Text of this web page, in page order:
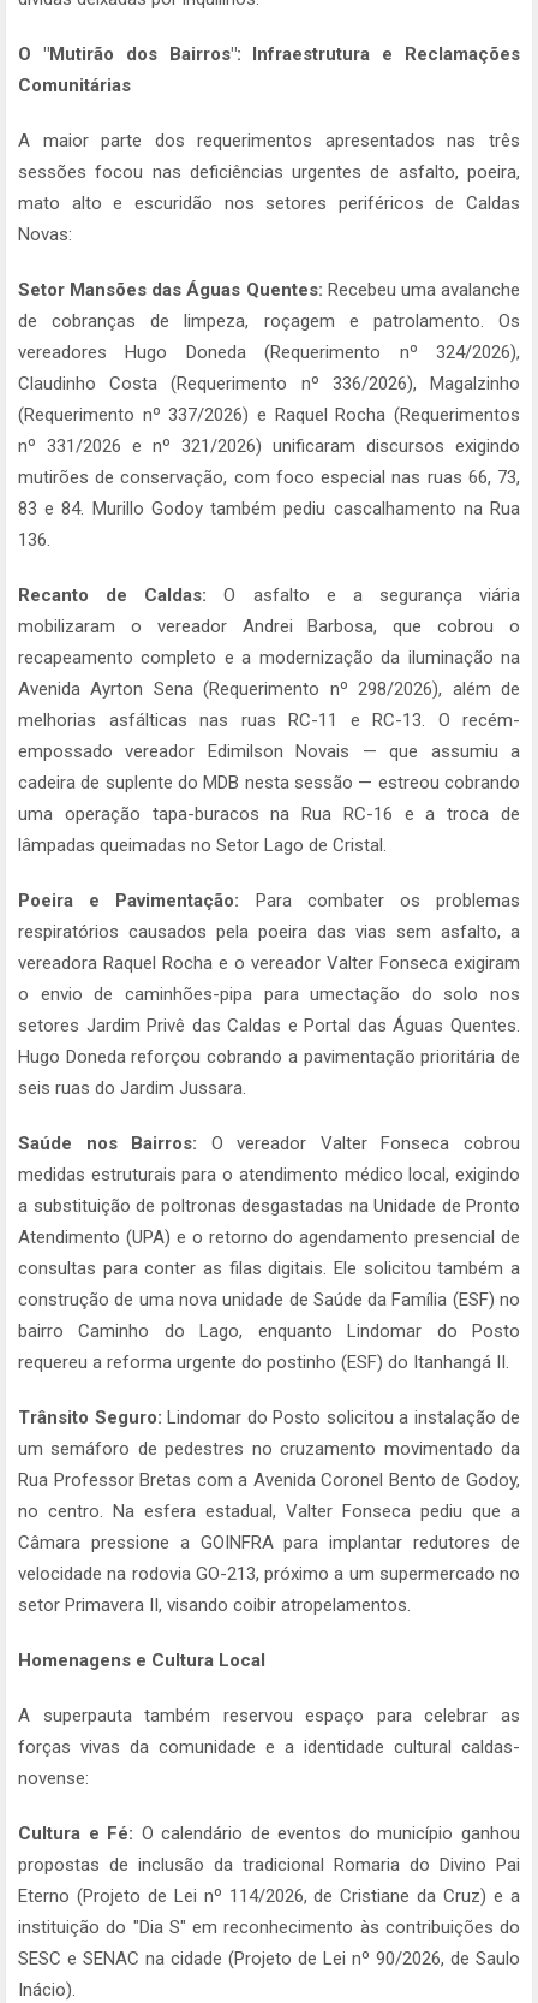
O "Mutirão dos Bairros": Infraestrutura e Reclamações
Comunitárias
A maior parte dos requerimentos apresentados nas três
sessões focou nas deficiências urgentes de asfalto, poeira,
mato alto e escuridão nos setores periféricos de Caldas
Novas:
Setor Mansões das Águas Quentes: Recebeu uma avalanche
de cobranças de limpeza, roçagem e patrolamento. Os
vereadores Hugo Doneda (Requerimento nº 324/2026),
Claudinho Costa (Requerimento nº 336/2026), Magalzinho
(Requerimento nº 337/2026) e Raquel Rocha (Requerimentos
nº 331/2026 e nº 321/2026) unificaram discursos exigindo
mutirões de conservação, com foco especial nas ruas 66, 73,
83 e 84. Murillo Godoy também pediu cascalhamento na Rua
136.
Recanto de Caldas: O asfalto e a segurança viária
mobilizaram o vereador Andrei Barbosa, que cobrou o
recapeamento completo e a modernização da iluminação na
Avenida Ayrton Sena (Requerimento nº 298/2026), além de
melhorias asfálticas nas ruas RC-11 e RC-13. O recém-
empossado vereador Edimilson Novais — que assumiu a
cadeira de suplente do MDB nesta sessão — estreou cobrando
uma operação tapa-buracos na Rua RC-16 e a troca de
lâmpadas queimadas no Setor Lago de Cristal.
Poeira e Pavimentação: Para combater os problemas
respiratórios causados pela poeira das vias sem asfalto, a
vereadora Raquel Rocha e o vereador Valter Fonseca exigiram
o envio de caminhões-pipa para umectação do solo nos
setores Jardim Privê das Caldas e Portal das Águas Quentes.
Hugo Doneda reforçou cobrando a pavimentação prioritária de
seis ruas do Jardim Jussara.
Saúde nos Bairros: O vereador Valter Fonseca cobrou
medidas estruturais para o atendimento médico local, exigindo
a substituição de poltronas desgastadas na Unidade de Pronto
Atendimento (UPA) e o retorno do agendamento presencial de
consultas para conter as filas digitais. Ele solicitou também a
construção de uma nova unidade de Saúde da Família (ESF) no
bairro Caminho do Lago, enquanto Lindomar do Posto
requereu a reforma urgente do postinho (ESF) do Itanhangá II.
Trânsito Seguro: Lindomar do Posto solicitou a instalação de
um semáforo de pedestres no cruzamento movimentado da
Rua Professor Bretas com a Avenida Coronel Bento de Godoy,
no centro. Na esfera estadual, Valter Fonseca pediu que a
Câmara pressione a GOINFRA para implantar redutores de
velocidade na rodovia GO-213, próximo a um supermercado no
setor Primavera II, visando coibir atropelamentos.
Homenagens e Cultura Local
A superpauta também reservou espaço para celebrar as
forças vivas da comunidade e a identidade cultural caldas-
novense:
Cultura e Fé: O calendário de eventos do município ganhou
propostas de inclusão da tradicional Romaria do Divino Pai
Eterno (Projeto de Lei nº 114/2026, de Cristiane da Cruz) e a
instituição do "Dia S" em reconhecimento às contribuições do
SESC e SENAC na cidade (Projeto de Lei nº 90/2026, de Saulo
Inácio).